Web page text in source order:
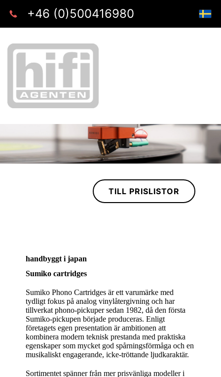
+46 (0)500416980
handbyggt i japan
Sumiko cartridges
Sumiko Phono Cartridges är ett varumärke med
tydligt fokus på analog vinylåtergivning och har
tillverkat phono‑pickuper sedan 1982, då den första
Sumiko‑pickupen började produceras. Enligt
företagets egen presentation är ambitionen att
kombinera modern teknisk prestanda med praktiska
egenskaper som mycket god spårningsförmåga och en
musikaliskt engagerande, icke‑tröttande ljudkaraktär.
Sortimentet spänner från mer prisvänliga modeller i
TILL PRISLISTOR